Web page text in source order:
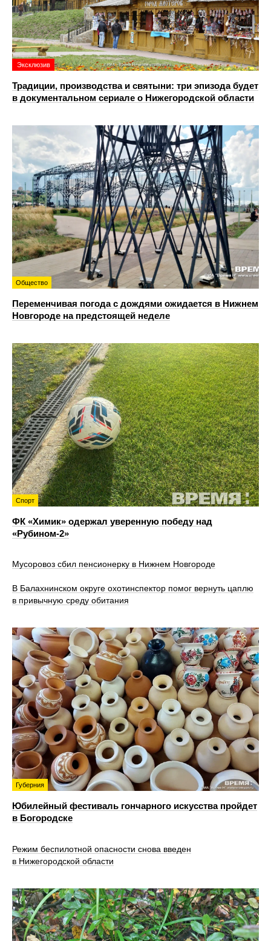
Эксклюзив
Традиции, производства и святыни: три эпизода будет
в документальном сериале о Нижегородской области
Общество
Переменчивая погода с дождями ожидается в Нижнем
Новгороде на предстоящей неделе
Спорт
ФК «Химик» одержал уверенную победу над
«Рубином‑2»
Мусоровоз сбил пенсионерку в Нижнем Новгороде
В Балахнинском округе охотинспектор помог вернуть цаплю
в привычную среду обитания
Губерния
Юбилейный фестиваль гончарного искусства пройдет
в Богородске
Режим беспилотной опасности снова введен
в Нижегородской области